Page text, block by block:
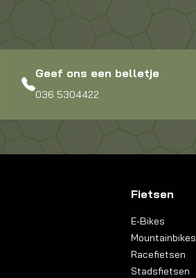
Geef ons een belletje
036 5304422
Fietsen
E-Bikes
Mountainbikes
Racefietsen
Stadsfietsen